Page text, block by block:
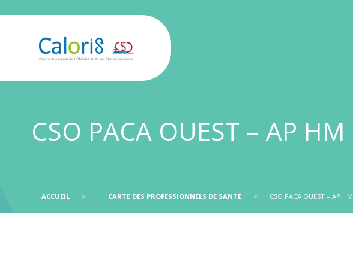
CSO PACA OUEST – AP HM
ACCUEIL > CARTE DES PROFESSIONNELS DE SANTÉ > CSO PACA OUEST – AP HM